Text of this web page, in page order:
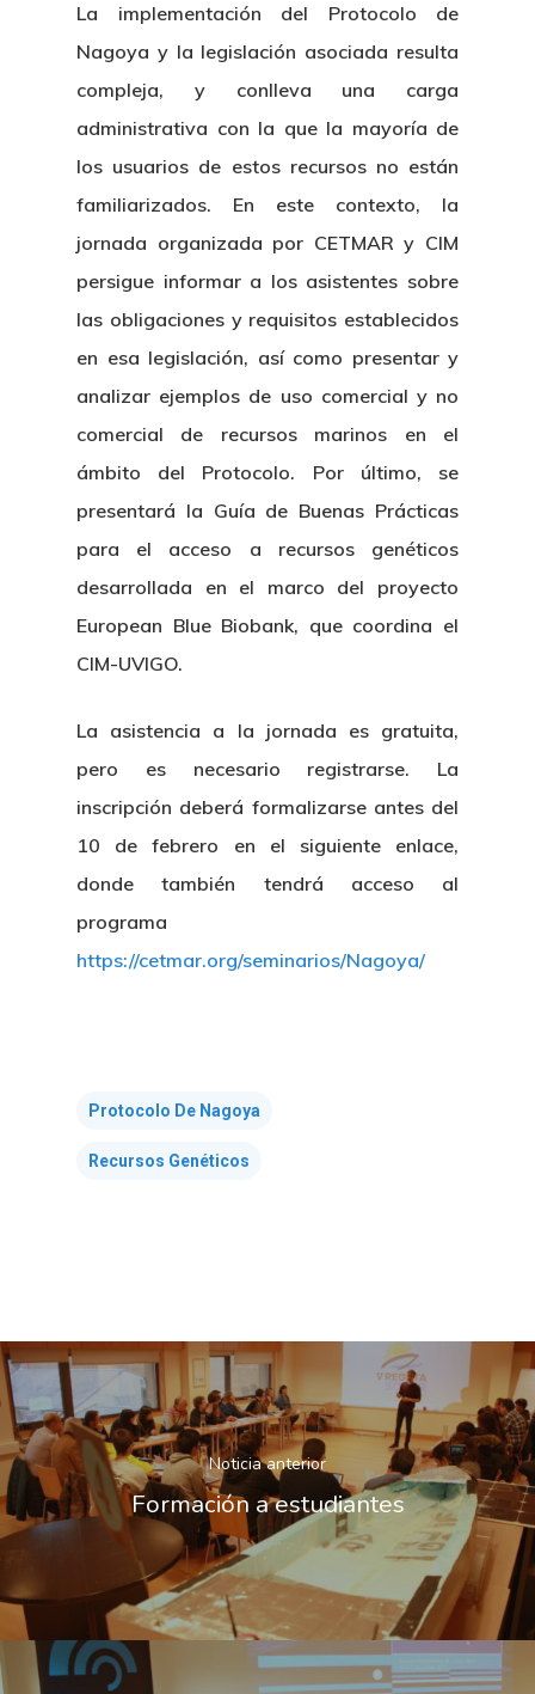
La implementación del Protocolo de
Nagoya y la legislación asociada resulta
compleja, y conlleva una carga
administrativa con la que la mayoría de
los usuarios de estos recursos no están
familiarizados. En este contexto, la
jornada organizada por CETMAR y CIM
persigue informar a los asistentes sobre
las obligaciones y requisitos establecidos
en esa legislación, así como presentar y
analizar ejemplos de uso comercial y no
comercial de recursos marinos en el
ámbito del Protocolo. Por último, se
presentará la Guía de Buenas Prácticas
para el acceso a recursos genéticos
desarrollada en el marco del proyecto
European Blue Biobank, que coordina el
CIM-UVIGO.
La asistencia a la jornada es gratuita,
pero es necesario registrarse. La
inscripción deberá formalizarse antes del
10 de febrero en el siguiente enlace,
donde también tendrá acceso al
programa
https://cetmar.org/seminarios/Nagoya/
Protocolo De Nagoya
Recursos Genéticos
Noticia anterior
Formación a estudiantes
Nosotros